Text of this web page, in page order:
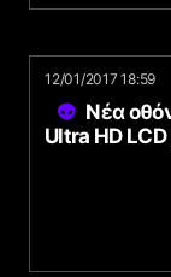
12/01/2017 18:59
Νέα
Ultra HD